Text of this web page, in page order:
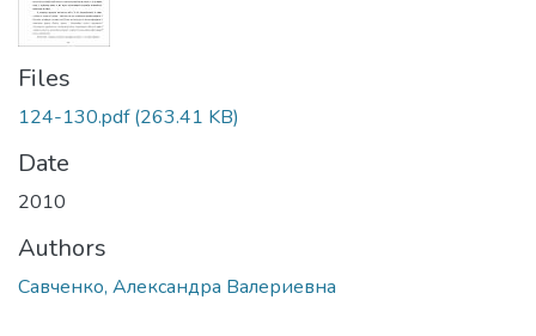
Files
124-130.pdf(263.41 KB)
Date
2010
Authors
Савченко, Александра Валериевна